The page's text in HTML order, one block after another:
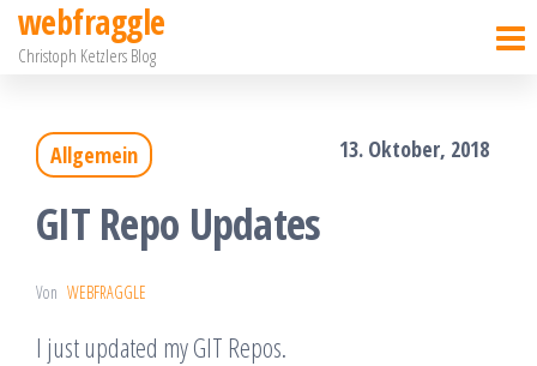
Zum
Inhalt
webfraggle
Christoph Ketzlers Blog
Allgemein 13. Oktober, 2018
GIT Repo Updates
Von WEBFRAGGLE
I just updated my GIT Repos.